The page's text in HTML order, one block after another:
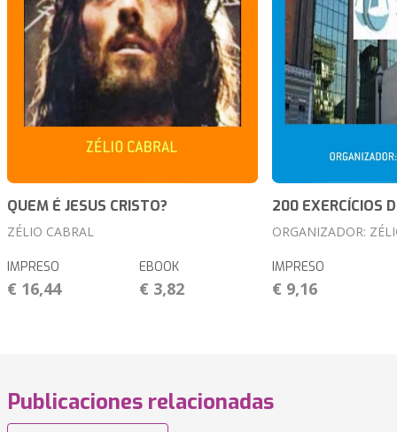
QUEM É JESUS CRISTO?
ZÉLIO CABRAL
IMPRESO
€ 16,44
EBOOK
€ 3,82
200 EXERCÍCIOS
ORGANIZADOR:
IMPRESO
€ 9,16
Publicaciones relacionadas